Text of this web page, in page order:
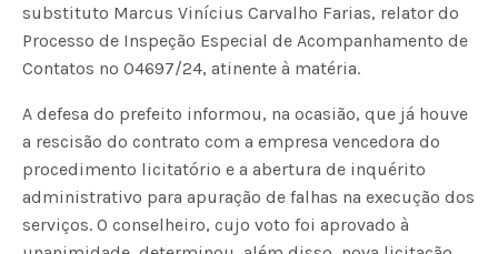
substituto Marcus Vinícius Carvalho Farias, relator do
Processo de Inspeção Especial de Acompanhamento de
Contatos nº 04697/24, atinente à matéria.
A defesa do prefeito informou, na ocasião, que já houve
a rescisão do contrato com a empresa vencedora do
procedimento licitatório e a abertura de inquérito
administrativo para apuração de falhas na execução dos
serviços. O conselheiro, cujo voto foi aprovado à